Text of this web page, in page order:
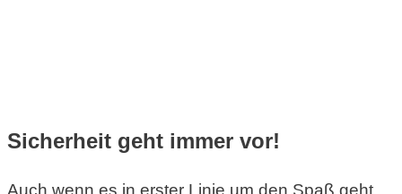
Sicherheit geht immer vor!
Auch wenn es in erster Linie um den Spaß geht,